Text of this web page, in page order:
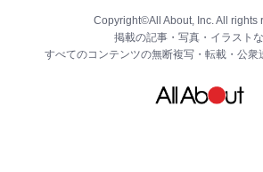
Copyright©All About, Inc. All rights
掲載の記事・写真・イラストな
すべてのコンテンツの無断複写・転載・公衆